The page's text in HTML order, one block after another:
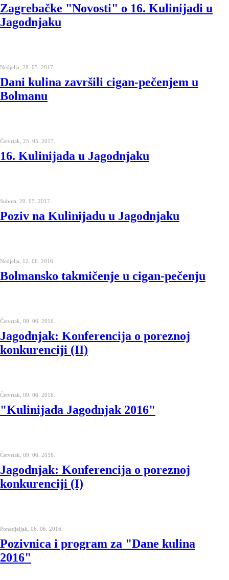
Zagrebačke "Novosti" o 16. Kulinijadi u
Jagodnjaku
Nedjelja, 28. 05. 2017.
Dani kulina završili cigan-pečenjem u
Bolmanu
Četvrtak, 25. 05. 2017.
16. Kulinijada u Jagodnjaku
Subota, 20. 05. 2017.
Poziv na Kulinijadu u Jagodnjaku
Nedjelja, 12. 06. 2016.
Bolmansko takmičenje u cigan-pečenju
Četvrtak, 09. 06. 2016.
Jagodnjak: Konferencija o poreznoj
konkurenciji (II)
Četvrtak, 09. 06. 2016.
"Kulinijada Jagodnjak 2016"
Četvrtak, 09. 06. 2016.
Jagodnjak: Konferencija o poreznoj
konkurenciji (I)
Ponedjeljak, 06. 06. 2016.
Pozivnica i program za "Dane kulina
2016"